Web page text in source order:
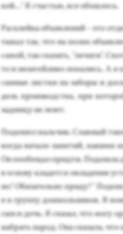
кой…" К счастью, все обош­лось.
Рас­клей­ка объ­яв­ле­ний - это
тывал так, что на по­лях
са­мой, так ска­зать, "пе­чати".
то и не­затей­ли­во ло­мались. А
сан­ные лис­тки на за­боры и
дель про­из­водс­тва, при
зад­ни­цу не ле­зет.
По­дошел маль­чик. Слав­ный
ког­да на­чало за­нятий, ка­кими
Он по­обе­щал прид­ти. По­дош­ла
в ос­но­ву кла­дет­ся ов­ла­дение
но! Обя­затель­но при­ду!"
я в груп­пу дош­коль­ни­ков. Я
сын и дочь. Я ска­зал, что мо­гу
наб­рать на­род. Она ска­зала,